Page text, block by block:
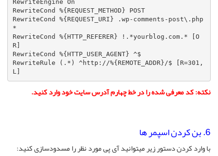
RewriteEngine On
RewriteCond %{REQUEST_METHOD} POST
RewriteCond %{REQUEST_URI} .wp-comments-post\.php
*
RewriteCond %{HTTP_REFERER} !.*yourblog.com.* [O
R]
RewriteCond %{HTTP_USER_AGENT} ^$
RewriteRule (.*) ^http://%{REMOTE_ADDR}/$ [R=301,
L]
نکته: کد معرفی شده را در خط چهارم آدرس سایت خود وارد کنید.
6. بن کردن اسپمر ها
با وارد کردن دستور زیر میتوانید آی پی مورد نظر را مسدودسازی کنید: